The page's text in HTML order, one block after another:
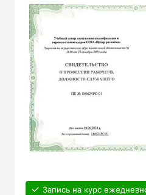
Запись на курс